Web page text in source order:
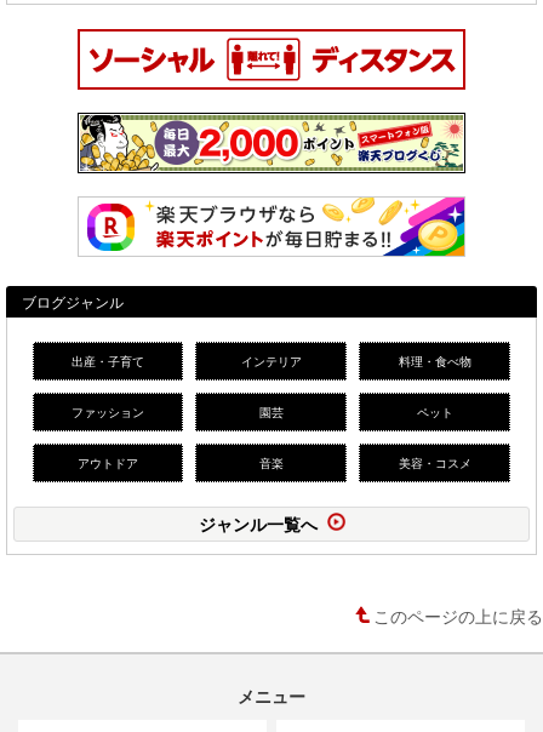
ブログジャンル
出産・子育て インテリア 料理・食べ物
ファッション 園芸 ペット
アウトドア 音楽 美容・コスメ
ジャンル一覧へ
このページの上に戻る
メニュー